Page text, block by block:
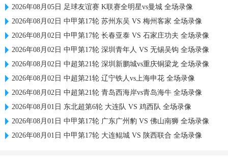
2026年08月05日 足球友谊赛 K联赛全明星vs曼城 全场录像
2026年08月02日 中甲第17轮 苏州东吴 VS 梅州客家 全场录像
2026年08月02日 中甲第17轮 长春亚泰 VS 石家庄功夫 全场录像
2026年08月02日 中甲第17轮 深圳青年人 VS 无锡吴钩 全场录像
2026年08月02日 中超第21轮 深圳新鹏城vs重庆铜梁龙 全场录像
2026年08月02日 中超第21轮 辽宁铁人vs上海申花 全场录像
2026年08月02日 中超第21轮 青岛西海岸vs青岛海牛 全场录像
2026年08月01日 东北超第6轮 大连队 VS 鸡西队 全场录像
2026年08月01日 中甲第17轮 广东广州豹 VS 佛山南狮 全场录像
2026年08月01日 中甲第17轮 大连鲲城 VS 陕西联合 全场录像